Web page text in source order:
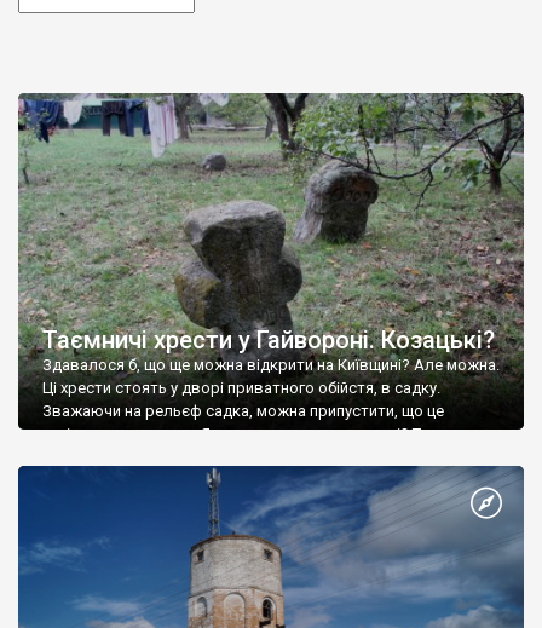
Таємничі хрести у Гайвороні. Козацькі?
Здавалося б, що ще можна відкрити на Київщині? Але можна.
Ці хрести стоять у дворі приватного обійстя, в садку.
Зважаючи на рельєф садка, можна припустити, що це
суцільне кладовище. Як воно опинилося у дворі? Та отак,
власниця обійстя, сказала, що то поховані ті, хто загинув у